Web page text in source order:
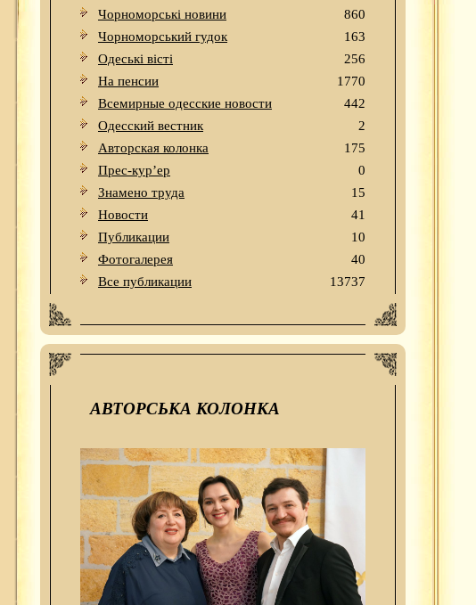
Чорноморські новини
860
Чорноморський гудок
163
Одеськi вiстi
256
На пенсии
1770
Всемирные одесские новости
442
Одесский вестник
2
Авторская колонка
175
Прес-кур’ер
0
Знамено труда
15
Новости
41
Публикации
10
Фотогалерея
40
Все публикации
13737
АВТОРСЬКА КОЛОНКА